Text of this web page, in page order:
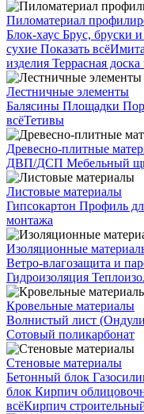
Пиломатериал
Блок-хаус Брус, бруски
сухие Показать всё
изделия Террасная
Лестничные элементы
Балясины Площадки
всёТетивы
Древесно-плитные
ДВП/ДСП Мебельный
Листовые материалы
Гипсокартон Профиль
монтажа
Изоляционные
Ветро-влагозащита и
Гидроизоляция
Кровельные материалы
Волнистый лист
Сотовый поликарбонат
Стеновые материалы
Бетонный блок
блок Кирпич
всёКирпич